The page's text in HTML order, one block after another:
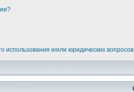
использования и/или юридических